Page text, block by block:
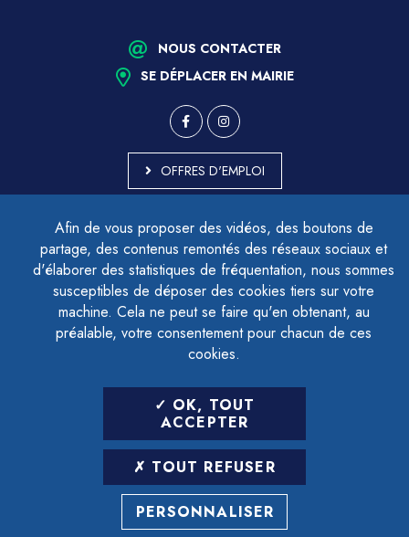
Afin de vous proposer des vidéos, des boutons de
partage, des contenus remontés des réseaux sociaux et
d'élaborer des statistiques de fréquentation, nous sommes
susceptibles de déposer des cookies tiers sur votre
machine. Cela ne peut se faire qu'en obtenant, au
préalable, votre consentement pour chacun de ces
cookies.
OK, TOUT
ACCEPTER
TOUT REFUSER
PERSONNALISER
NOUS CONTACTER
SE DÉPLACER EN MAIRIE
OFFRES D'EMPLOI
ACCESSIBILITÉ - PARTIELLEMENT CONFORME
PLAN DU SITE
MENTIONS LÉGALES
CONTACTER LE DÉLÉGUÉ À LA PROTECTION DES DONNÉES
GESTION DES COOKIES
LETTRE D'INFORMATION
SAISIR VOTRE ADRESSE E-MAIL
POUR VOUS INSCRIRE :
ARCHIVES DÉSINSCRIPTION